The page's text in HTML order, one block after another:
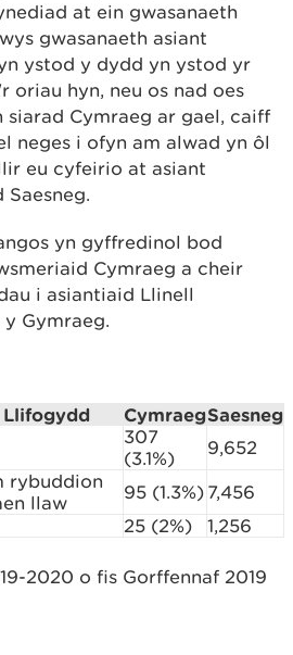
at ein gwasanaeth
gwasanaeth asiant
ystod y dydd yn ystod yr
oriau hyn, neu os nad oes
siarad Cymraeg ar gael, caiff
neges i ofyn am alwad yn ôl
eu cyfeirio at asiant
Saesneg.
yn gyffredinol bod
Cymraeg a cheir
i asiantiaid Llinell
Gymraeg.
Llifogydd CymraegSaesneg
307
(3.1%)
9,652
rybuddion
llaw
95 (1.3%) 7,456
25 (2%) 1,256
2020 o fis Gorffennaf 2019